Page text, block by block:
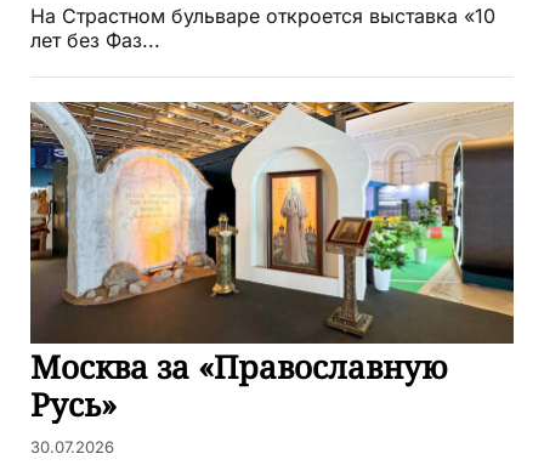
На Страстном бульваре откроется выставка «10
лет без Фаз...
Москва за «Православную
Русь»
30.07.2026